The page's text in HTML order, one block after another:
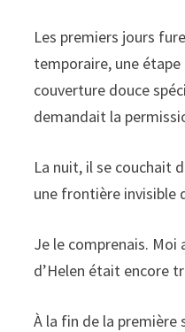
Les premiers jours
temporaire, une étape
couverture douce
demandait la
La nuit, il se couchait
une frontière invisible
Je le comprenais. Moi
d’Helen était encore
À la fin de la